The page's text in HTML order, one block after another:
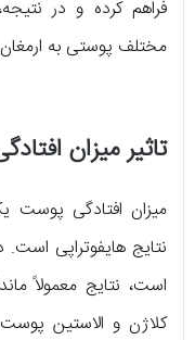
فراهم کرده و در
مختلف پوستی به
تاثیر میزان
میزان افتادگی پوست
نتایج هایفوتراپی
است، نتایج معمولاً
کلاژن و الاستین